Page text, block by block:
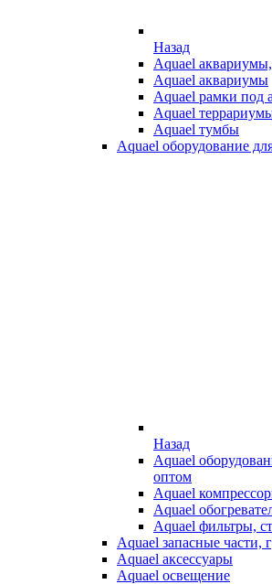
Назад
Aquael
Aquael аквариумы
Aquael рамки под
Aquael
Aquael тумбы
Aquael оборудование
Назад
Aquael
оптом
Aquael
Aquael
Aquael фильтры,
Aquael запасные части,
Aquael аксессуары
Aquael освещение